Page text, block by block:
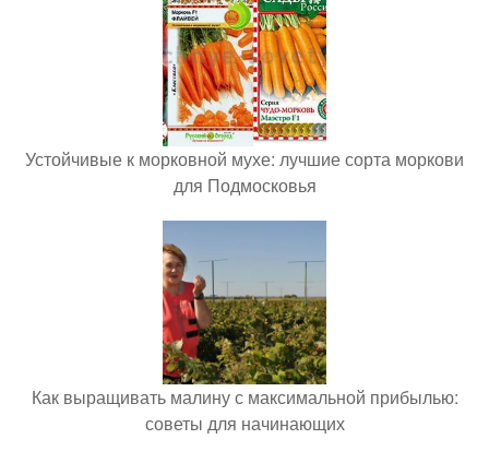
Устойчивые к морковной мухе: лучшие сорта моркови
для Подмосковья
Как выращивать малину с максимальной прибылью:
советы для начинающих